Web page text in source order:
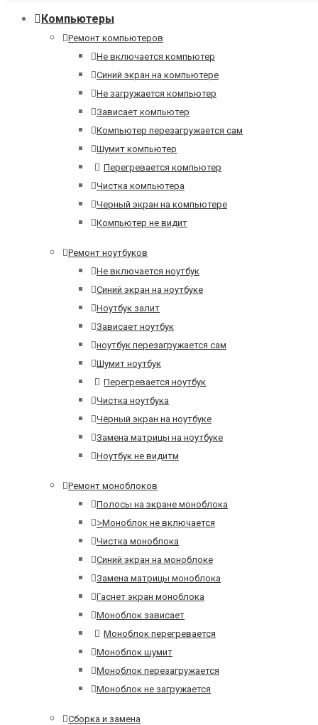
Компьютеры
Ремонт компьютеров
Не включается компьютер
Синий экран на компьютере
Не загружается компьютер
Зависает компьютер
Компьютер перезагружается сам
Шумит компьютер
Перегревается компьютер
Чистка компьютера
Черный экран на компьютере
Компьютер не видит
Ремонт ноутбуков
Не включается ноутбук
Синий экран на ноутбуке
Ноутбук залит
Зависает ноутбук
ноутбук перезагружается сам
Шумит ноутбук
Перегревается ноутбук
Чистка ноутбука
Чёрный экран на ноутбуке
Замена матрицы на ноутбуке
Ноутбук не видитм
Ремонт моноблоков
Полосы на экране моноблока
>Моноблок не включается
Чистка моноблока
Синий экран на моноблоке
Замена матрицы моноблока
Гаснет экран моноблока
Моноблок зависает
Моноблок перегревается
Моноблок шумит
Моноблок перезагружается
Моноблок не загружается
Сборка и замена